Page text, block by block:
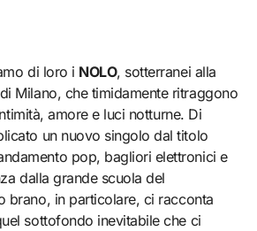
di loro i NOLO, sotterranei alla
Milano, che timidamente ritraggono
amore e luci notturne. Di
un nuovo singolo dal titolo
pop, bagliori elettronici e
dalla grande scuola del
brano, in particolare, ci racconta
sottofondo inevitabile che ci